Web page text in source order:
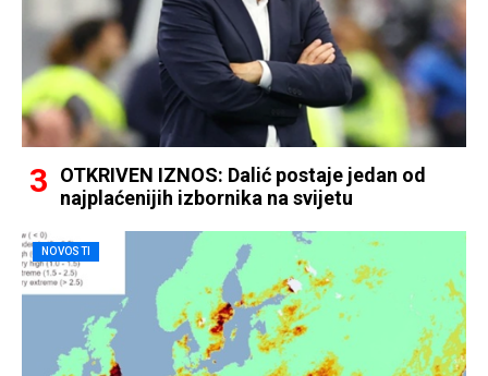
OTKRIVEN IZNOS: Dalić postaje jedan od
najplaćenijih izbornika na svijetu
NOVOSTI